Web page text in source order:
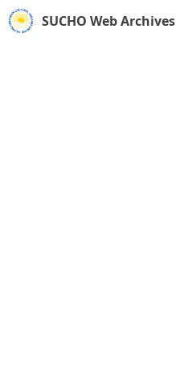
SUCHO Web Archives